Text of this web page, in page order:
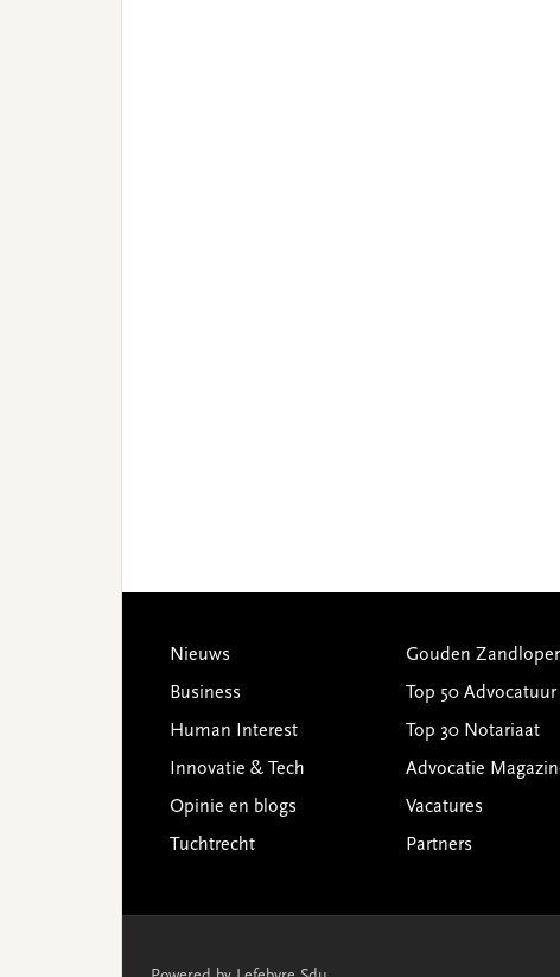
Footer
Nieuws
Business
Human Interest
Innovatie & Tech
Opinie en blogs
Tuchtrecht
Gouden
Top 50 Advocatuur
Top 30 Notariaat
Advocatie
Vacatures
Partners